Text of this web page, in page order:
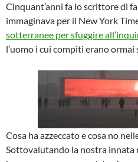
Cinquant’anni fa lo scrittore di
immaginava per il New York
sotterranee per sfuggire
l’uomo i cui compiti erano
Cosa ha azzeccato e cosa no
Sottovalutando la nostra innata